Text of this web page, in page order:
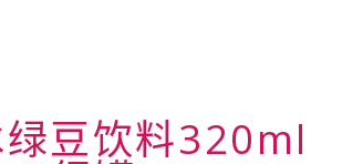
豆饮料320ml